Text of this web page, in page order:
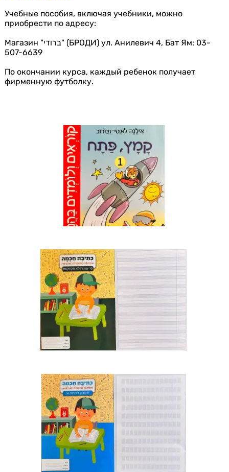
Учебные пособия, включая учебники, можно
приобрести по адресу:
Магазин "ברודי" (БРОДИ) ул. Анилевич 4, Бат Ям: 03-
507-6639
По окончании курса, каждый ребенок получает
фирменную футболку.